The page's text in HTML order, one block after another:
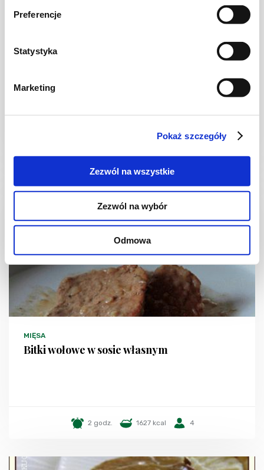
Preferencje
Statystyka
Marketing
Pokaż szczegóły
Zezwól na wszystkie
Zezwól na wybór
Odmowa
Bitki wołowe w sosie grzybowo-cebulowym
MIĘSA
Bitki wołowe w sosie własnym
2 godz. 1627 kcal 4